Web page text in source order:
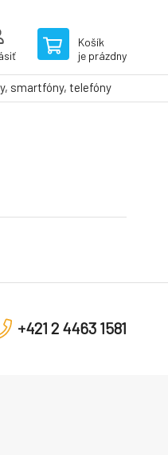
Košík
je prázdny
smartfóny, telefóny
+421 2 4463 1581